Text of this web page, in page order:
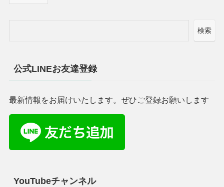
検索
公式LINEお友達登録
最新情報をお届けいたします。ぜひご登録お願いします
YouTubeチャンネル